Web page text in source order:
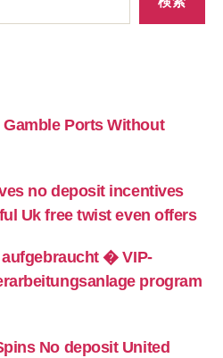
Ports Without
no deposit incentives
Uk free twist even offers
� VIP-
program
No deposit United